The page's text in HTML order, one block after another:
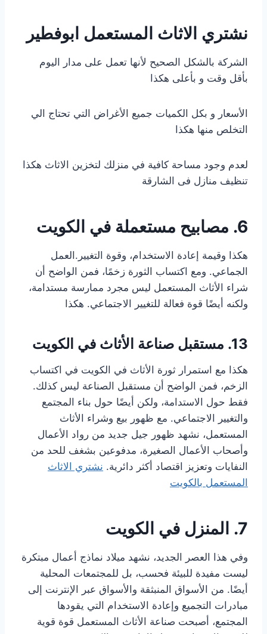
نشتري الاثاث المستعمل ابوفطير
الشركة بالشكل الصحيح لأنها تعمل على مدار اليوم
بأقل وقت و بأعلى هكذا
الأسعار و بكل الكميات جميع الأغراض التي تحتاج الي
التخلص منها هكذا
لعدم وجود مساحة كافية في منزلك لتخزين الاثاث هكذا
تنظيف منازل فى الشارقة
6. مصابيح مستعملة في الكويت
هكذا وقيمة إعادة الاستخدام، وقوة التغيير.العمل
الجماعي. ومع اكتساب الثورة زخمًا، فمن الواضح أن
شراء الأثاث المستعمل ليس مجرد ممارسة مستدامة،
ولكنه أيضًا قوة فعالة للتغيير الاجتماعي. هكذا
13. مستقبل صناعة الأثاث في الكويت
هكذا مع استمرار ثورة الأثاث في الكويت في اكتساب
الزخم، فمن الواضح أن مستقبل الصناعة ليس كذلك.
فقط حول الاستدامة، ولكن أيضًا حول بناء المجتمع
والتغيير الاجتماعي. مع ظهور بيع وشراء الأثاث
المستعمل، نشهد ظهور جيل جديد من رواد الأعمال
وأصحاب الأعمال الصغيرة، مدفوعين بشغف للحد من
النفايات وتعزيز اقتصاد أكثر دائرية. نشتري الاثاث
المستعمل بالكويت
7. المنزل في الكويت
وفي هذا العصر الجديد، نشهد ميلاد نماذج أعمال مبتكرة
ليست مفيدة للبيئة فحسب، بل للمجتمعات المحلية
أيضًا. من الأسواق المنبثقة والأسواق عبر الإنترنت إلى
مبادرات التجميع وإعادة الاستخدام التي يقودها
المجتمع، أصبحت صناعة الأثاث المستعمل قوة قوية